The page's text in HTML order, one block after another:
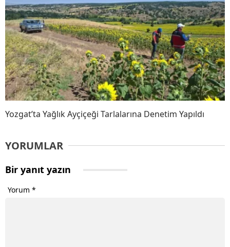
Yozgat’ta Yağlık Ayçiçeği Tarlalarına Denetim Yapıldı
YORUMLAR
Bir yanıt yazın
Yorum *